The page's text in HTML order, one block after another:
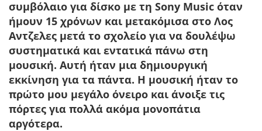
συμβόλαιο για δίσκο με τη Sony Music όταν
ήμουν 15 χρόνων και μετακόμισα στο Λος
Αντζελες μετά το σχολείο για να δουλέψω
συστηματικά και εντατικά πάνω στη
μουσική. Αυτή ήταν μια δημιουργική
εκκίνηση για τα πάντα. Η μουσική ήταν το
πρώτο μου μεγάλο όνειρο και άνοιξε τις
πόρτες για πολλά ακόμα μονοπάτια
αργότερα.